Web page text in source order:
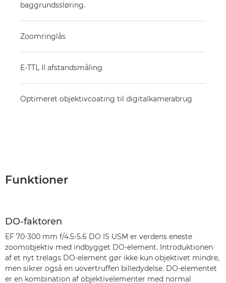
baggrundssløring.
Zoomringlås
E-TTL II afstandsmåling
Optimeret objektivcoating til digitalkamerabrug
Funktioner
DO-faktoren
EF 70-300 mm f/4.5-5.6 DO IS USM er verdens eneste
zoomobjektiv med indbygget DO-element. Introduktionen
af et nyt trelags DO-element gør ikke kun objektivet mindre,
men sikrer også en uovertruffen billedydelse. DO-elementet
er en kombination af objektivelementer med normal